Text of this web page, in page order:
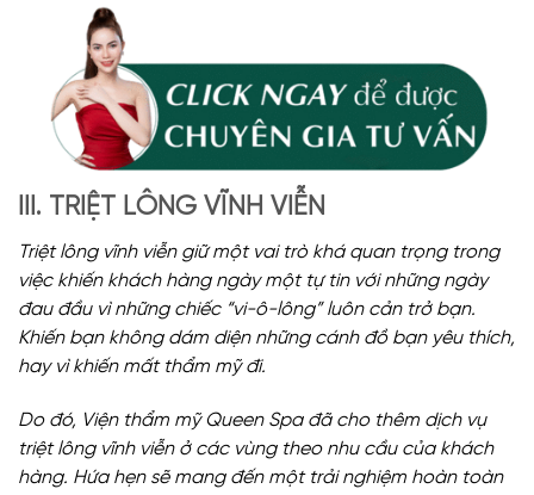
III. TRIỆT LÔNG VĨNH VIỄN
Triệt lông vĩnh viễn giữ một vai trò khá quan trọng trong
việc khiến khách hàng ngày một tự tin với những ngày
đau đầu vì những chiếc “vi-ô-lông” luôn cản trở bạn.
Khiến bạn không dám diện những cánh đồ bạn yêu thích,
hay vì khiến mất thẩm mỹ đi.
Do đó, Viện thẩm mỹ Queen Spa đã cho thêm dịch vụ
triệt lông vĩnh viễn ở các vùng theo nhu cầu của khách
hàng. Hứa hẹn sẽ mang đến một trải nghiệm hoàn toàn